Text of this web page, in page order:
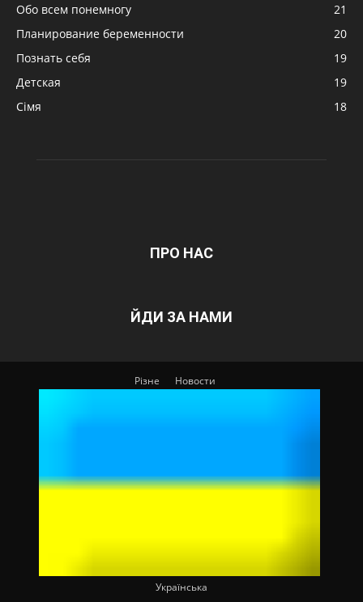
Обо всем понемногу
21
Планирование беременности
20
Познать себя
19
Детская
19
Сімя
18
ПРО НАС
ЙДИ ЗА НАМИ
Різне Новости
Українська